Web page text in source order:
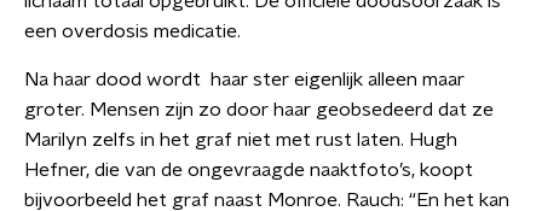
een overdosis medicatie.
Na haar dood wordt haar ster eigenlijk alleen maar
groter. Mensen zijn zo door haar geobsedeerd dat ze
Marilyn zelfs in het graf niet met rust laten. Hugh
Hefner, die van de ongevraagde naaktfoto’s, koopt
bijvoorbeeld het graf naast Monroe. Rauch: “En het kan